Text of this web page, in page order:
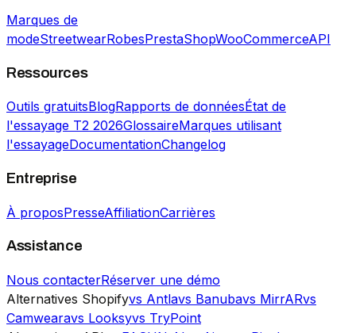
Marques de
modeStreetwearRobesPrestaShopWooCommerceAPI
Ressources
Outils gratuitsBlogRapports de donnéesÉtat de
l'essayage T2 2026GlossaireMarques utilisant
l'essayageDocumentationChangelog
Entreprise
À proposPresseAffiliationCarrières
Assistance
Nous contacterRéserver une démo
Alternatives Shopifyvs Antlavs Banubavs MirrARvs
Camwearavs Looksyvs TryPoint